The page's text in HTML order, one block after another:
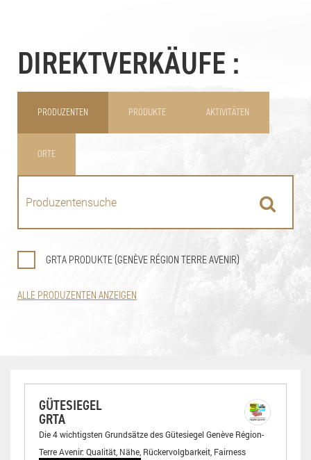
DIREKTVERKÄUFE :
PRODUZENTEN PRODUKTE AKTIVITÄTEN
ORTE
GRTA PRODUKTE (GENÈVE RÉGION TERRE AVENIR)
ALLE PRODUZENTEN ANZEIGEN
GÜTESIEGEL
GRTA
Die 4 wichtigsten Grundsätze des Gütesiegel Genève Région-
Terre Avenir: Qualität, Nähe, Rückervolgbarkeit, Fairness